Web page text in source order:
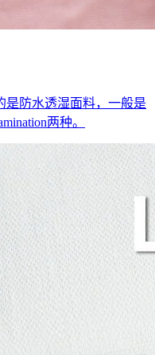
是防水透湿面料，一般是
两种。